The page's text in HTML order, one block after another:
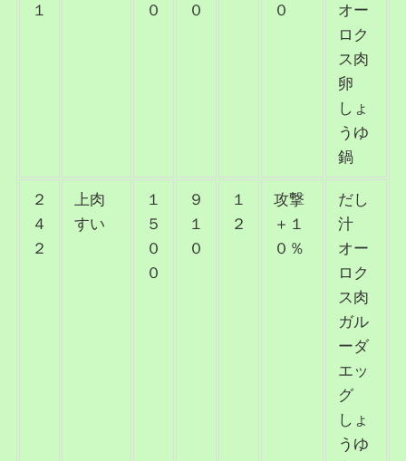
１
０
０
０
オー
ロク
ス肉
卵
しょ
うゆ
鍋
２
４
２
上肉
すい
１
５
０
０
９
１
０
１
２
攻撃
＋１
０％
だし
汁
オー
ロク
ス肉
ガル
ーダ
エッ
グ
しょ
うゆ